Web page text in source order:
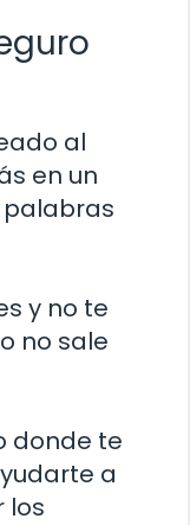
al
en un
palabras
y no te
no sale
donde te
a
los